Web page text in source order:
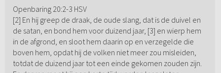
Openbaring 20:2-3 HSV
[2] En hij greep de draak, de oude slang, dat is de duivel en
de satan, en bond hem voor duizend jaar, [3] en wierp hem
in de afgrond, en sloot hem daarin op en verzegelde die
boven hem, opdat hij de volken niet meer zou misleiden,
totdat de duizend jaar tot een einde gekomen zouden zijn.